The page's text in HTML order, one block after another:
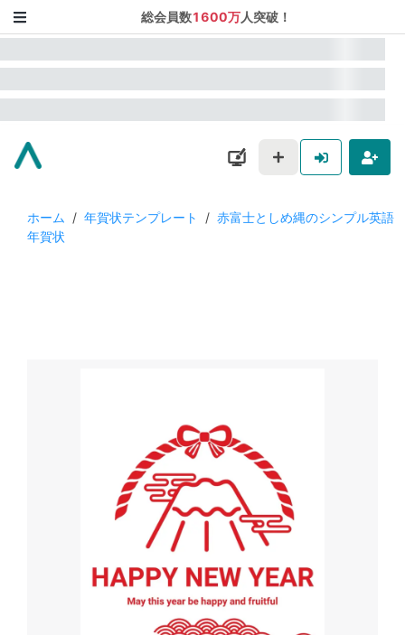
総会員数1600万人突破！
ホーム / 年賀状テンプレート / 赤富士としめ縄のシンプル英語
年賀状